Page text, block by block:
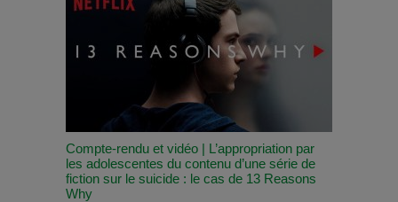
Compte-rendu et vidéo | L’appropriation par
les adolescentes du contenu d’une série de
fiction sur le suicide : le cas de 13 Reasons
Why